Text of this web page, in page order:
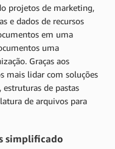
projetos de marketing,
e dados de recursos
em uma
uma
Graças aos
mais lidar com soluções
de pastas
de arquivos para
simplificado